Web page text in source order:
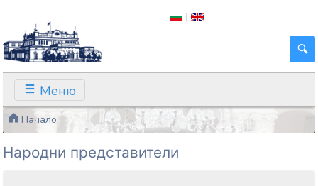
|
Меню
Начало
Народни представители